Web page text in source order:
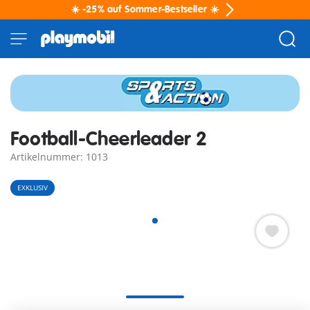
☀️ -25% auf Sommer-Bestseller ☀️
Football-Cheerleader 2
Artikelnummer: 1013
EXKLUSIV